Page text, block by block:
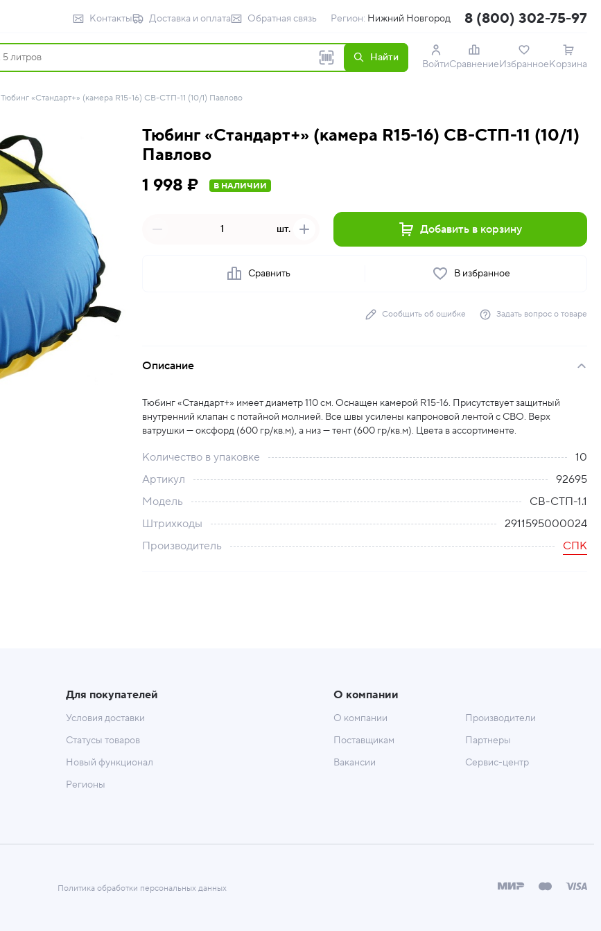
Контакты Доставка и оплата Обратная связь Регион: Нижний Новгород 8 (800) 302-75-97
Найти
ВойтиСравнениеИзбранноеКорзина
Тюбинг «Стандарт+» (камера R15-16) СВ-СТП-11 (10/1) Павлово
Тюбинг «Стандарт+» (камера R15-16) СВ-СТП-11 (10/1)
Павлово
1 998 ₽
В НАЛИЧИИ
шт. Добавить в корзину
Сравнить В избранное
Сообщить об ошибке Задать вопрос о товаре
Описание
Тюбинг «Стандарт+» имеет диаметр 110 см. Оснащен камерой R15-16. Присутствует защитный
внутренний клапан с потайной молнией. Все швы усилены капроновой лентой с СВО. Верх
ватрушки — оксфорд (600 гр/кв.м), а низ — тент (600 гр/кв.м). Цвета в ассортименте.
Количество в упаковке
10
Артикул
92695
Модель
СВ-СТП-1.1
Штрихкоды
2911595000024
Производитель
СПК
Для покупателей
Условия доставки
Статусы товаров
Новый функционал
Регионы
О компании
О компании
Поставщикам
Вакансии
Производители
Партнеры
Сервис-центр
Политика обработки персональных данных